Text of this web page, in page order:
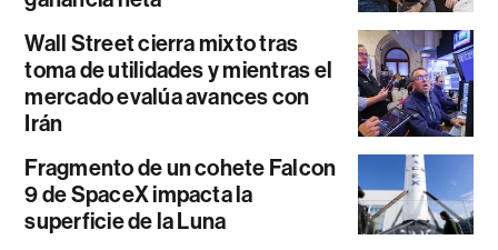
Wall Street cierra mixto tras
toma de utilidades y mientras el
mercado evalúa avances con
Irán
Fragmento de un cohete Falcon
9 de SpaceX impacta la
superficie de la Luna